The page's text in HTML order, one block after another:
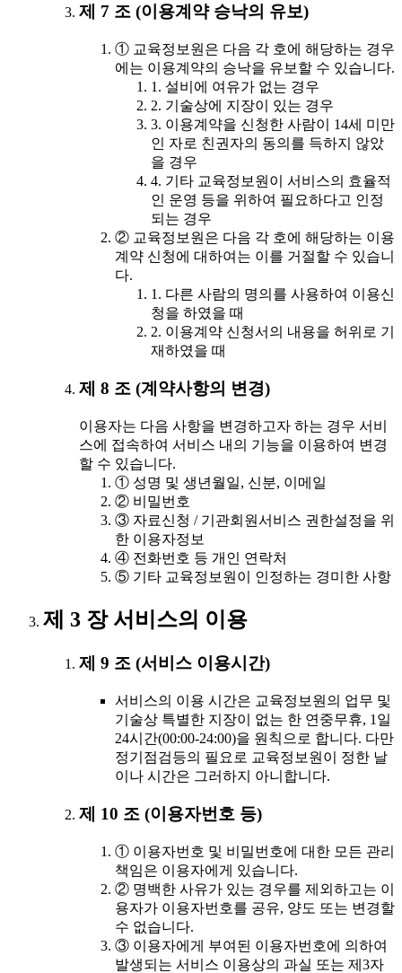
제 7 조 (이용계약 승낙의 유보)
① 교육정보원은 다음 각 호에 해당하는 경우
에는 이용계약의 승낙을 유보할 수 있습니다.
1. 설비에 여유가 없는 경우
2. 기술상에 지장이 있는 경우
3. 이용계약을 신청한 사람이 14세 미만
인 자로 친권자의 동의를 득하지 않았
을 경우
4. 기타 교육정보원이 서비스의 효율적
인 운영 등을 위하여 필요하다고 인정
되는 경우
② 교육정보원은 다음 각 호에 해당하는 이용
계약 신청에 대하여는 이를 거절할 수 있습니
다.
1. 다른 사람의 명의를 사용하여 이용신
청을 하였을 때
2. 이용계약 신청서의 내용을 허위로 기
재하였을 때
제 8 조 (계약사항의 변경)
이용자는 다음 사항을 변경하고자 하는 경우 서비
스에 접속하여 서비스 내의 기능을 이용하여 변경
할 수 있습니다.
① 성명 및 생년월일, 신분, 이메일
② 비밀번호
③ 자료신청 / 기관회원서비스 권한설정을 위
한 이용자정보
④ 전화번호 등 개인 연락처
⑤ 기타 교육정보원이 인정하는 경미한 사항
제 3 장 서비스의 이용
제 9 조 (서비스 이용시간)
서비스의 이용 시간은 교육정보원의 업무 및
기술상 특별한 지장이 없는 한 연중무휴, 1일
24시간(00:00-24:00)을 원칙으로 합니다. 다만
정기점검등의 필요로 교육정보원이 정한 날
이나 시간은 그러하지 아니합니다.
제 10 조 (이용자번호 등)
① 이용자번호 및 비밀번호에 대한 모든 관리
책임은 이용자에게 있습니다.
② 명백한 사유가 있는 경우를 제외하고는 이
용자가 이용자번호를 공유, 양도 또는 변경할
수 없습니다.
③ 이용자에게 부여된 이용자번호에 의하여
발생되는 서비스 이용상의 과실 또는 제3자